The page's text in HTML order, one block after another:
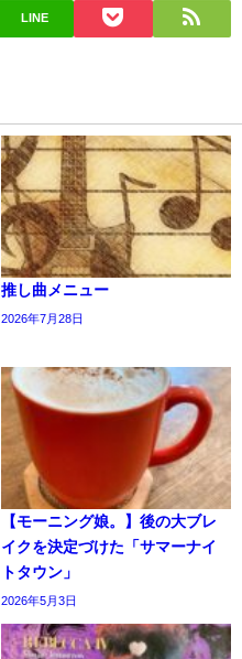
LINE
推し曲メニュー
2026年7月28日
【モーニング娘。】後の大ブレ
イクを決定づけた「サマーナイ
トタウン」
2026年5月3日